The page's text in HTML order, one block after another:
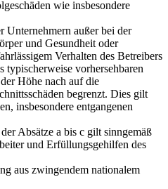
wie insbesondere
Unternehmern außer bei der
und Gesundheit oder
Verhalten des Betreibers
typischerweise vorhersehbaren
Höhe nach auf die
begrenzt. Dies gilt
insbesondere entgangenen
Absätze a bis c gilt sinngemäß
und Erfüllungsgehilfen des
aus zwingendem nationalem